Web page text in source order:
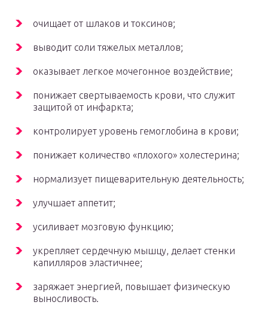
очищает от шлаков и токсинов;
выводит соли тяжелых металлов;
оказывает легкое мочегонное воздействие;
понижает свертываемость крови, что служит
защитой от инфаркта;
контролирует уровень гемоглобина в крови;
понижает количество «плохого» холестерина;
нормализует пищеварительную деятельность;
улучшает аппетит;
усиливает мозговую функцию;
укрепляет сердечную мышцу, делает стенки
капилляров эластичнее;
заряжает энергией, повышает физическую
выносливость.